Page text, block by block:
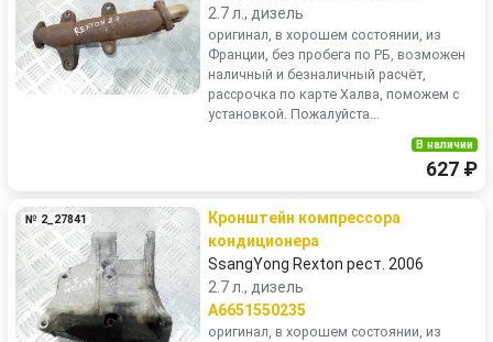
2.7 л., дизель
оригинал, в хорошем состоянии, из
Франции, без пробега по РБ, возможен
наличный и безналичный расчёт,
рассрочка по карте Халва, поможем с
установкой. Пожалуйста...
В наличии
627 ₽
№ 2_27841
Кронштейн компрессора
кондиционера
SsangYong Rexton рест. 2006
2.7 л., дизель
A6651550235
оригинал, в хорошем состоянии, из